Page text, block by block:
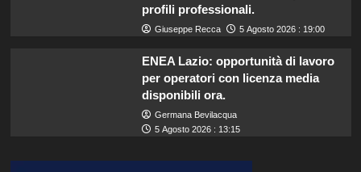
profili professionali.
Giuseppe Recca 5 Agosto 2026 : 19:00
ENEA Lazio: opportunità di lavoro
per operatori con licenza media
disponibili ora.
Germana Bevilacqua
5 Agosto 2026 : 13:15